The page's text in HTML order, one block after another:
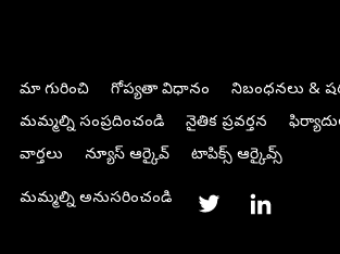
మా గురించి గోప్యతా విధానం
నిబంధనలు &
మమ్మల్ని సంప్రదించండి
నైతిక ప్రవర్తన
వార్తలు
న్యూస్ ఆర్కైవ్ టాపిక్స్ ఆర్కైవ్స్
మమ్మల్ని అనుసరించండి